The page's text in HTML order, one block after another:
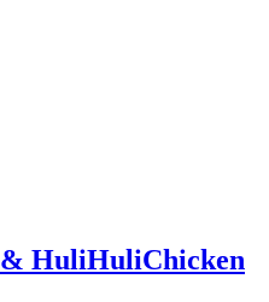
HuliHuliChicken